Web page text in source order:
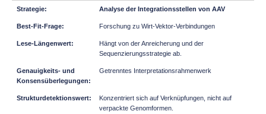
Analyse der Integrationsstellen von AAV
Forschung zu Wirt-Vektor-Verbindungen
Hängt von der Anreicherung und der
Sequenzierungsstrategie ab.
Getrenntes Interpretationsrahmenwerk
Konzentriert sich auf Verknüpfungen, nicht auf
verpackte Genomformen.